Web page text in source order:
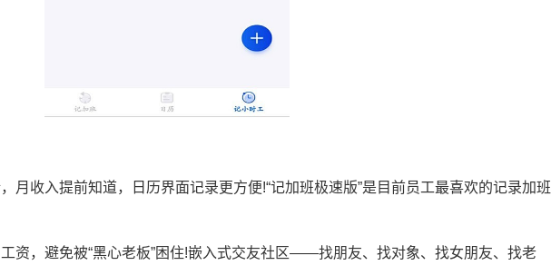
月收入提前知道，日历界面记录更方便!“记加班极速版”是目前员工最喜欢的记录加班
资，避免被“黑心老板”困住!嵌入式交友社区——找朋友、找对象、找女朋友、找老